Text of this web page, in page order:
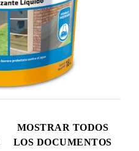
MOSTRAR TODOS
LOS DOCUMENTOS